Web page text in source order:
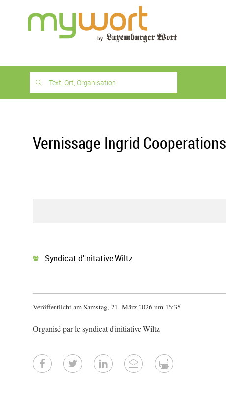
month
free
Text, Ort, Organisation
Vernissage Ingrid Cooperations
Syndicat d'Initative Wiltz
Veröffentlicht am Samstag, 21. März 2026 um 16:35
Organisé par le syndicat d'initiative Wiltz